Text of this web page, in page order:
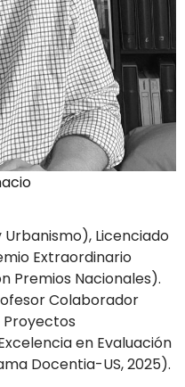
Urbanismo), Licenciado
Extraordinario
Premios Nacionales).
Colaborador
en Evaluación
Docentia-US, 2025).